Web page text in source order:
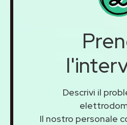
Descrivi il
Il nostro personale